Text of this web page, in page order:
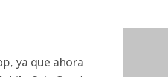
ya que ahora